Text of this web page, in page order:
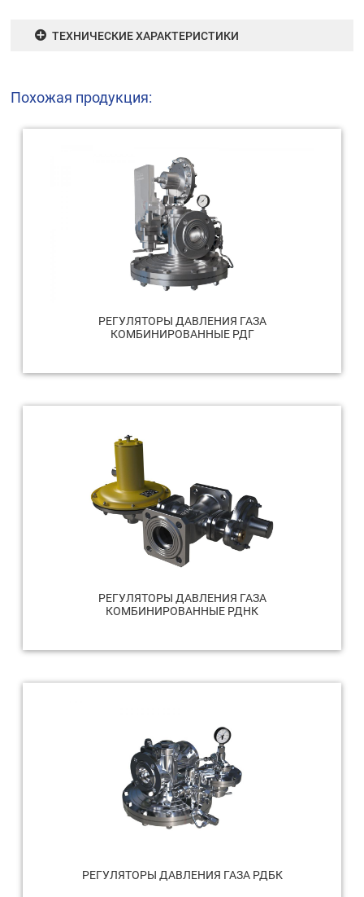
ТЕХНИЧЕСКИЕ ХАРАКТЕРИСТИКИ
Похожая продукция:
РЕГУЛЯТОРЫ ДАВЛЕНИЯ ГАЗА
КОМБИНИРОВАННЫЕ РДГ
РЕГУЛЯТОРЫ ДАВЛЕНИЯ ГАЗА
КОМБИНИРОВАННЫЕ РДНК
РЕГУЛЯТОРЫ ДАВЛЕНИЯ ГАЗА РДБК